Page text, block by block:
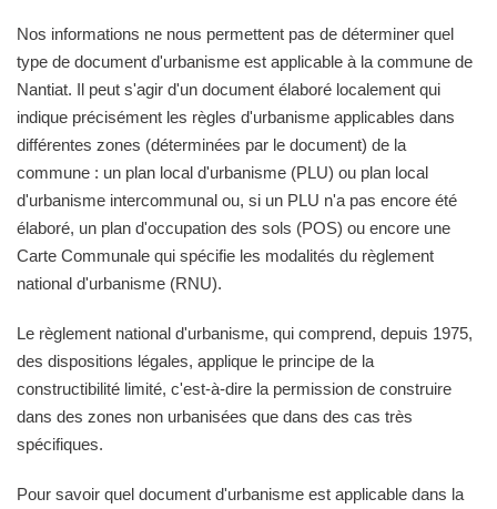
Nos informations ne nous permettent pas de déterminer quel
type de document d'urbanisme est applicable à la commune de
Nantiat. Il peut s'agir d'un document élaboré localement qui
indique précisément les règles d'urbanisme applicables dans
différentes zones (déterminées par le document) de la
commune : un plan local d'urbanisme (PLU) ou plan local
d'urbanisme intercommunal ou, si un PLU n'a pas encore été
élaboré, un plan d'occupation des sols (POS) ou encore une
Carte Communale qui spécifie les modalités du règlement
national d'urbanisme (RNU).
Le règlement national d'urbanisme, qui comprend, depuis 1975,
des dispositions légales, applique le principe de la
constructibilité limité, c'est-à-dire la permission de construire
dans des zones non urbanisées que dans des cas très
spécifiques.
Pour savoir quel document d'urbanisme est applicable dans la